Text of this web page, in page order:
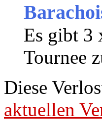
Es gibt 3
Tournee
Diese
aktuellen